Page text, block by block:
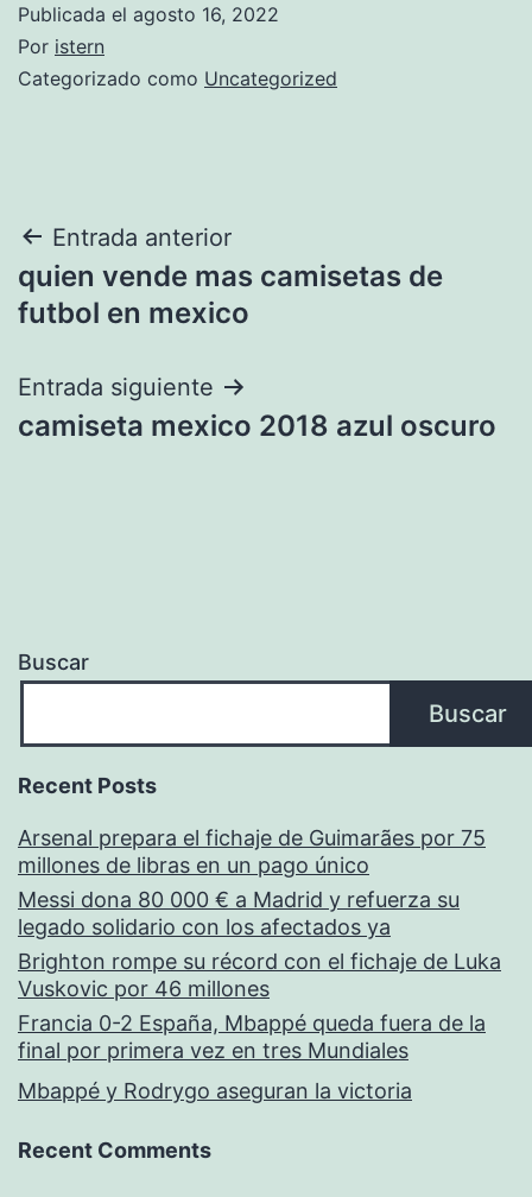
Publicada el agosto 16, 2022
Por istern
Categorizado como Uncategorized
Navegación
de
Entrada anterior
quien vende mas camisetas de
futbol en mexico
Entrada siguiente
camiseta mexico 2018 azul oscuro
Buscar
Buscar
Recent Posts
Arsenal prepara el fichaje de Guimarães por 75
millones de libras en un pago único
Messi dona 80 000 € a Madrid y refuerza su
legado solidario con los afectados ya
Brighton rompe su récord con el fichaje de Luka
Vuskovic por 46 millones
Francia 0-2 España, Mbappé queda fuera de la
final por primera vez en tres Mundiales
Mbappé y Rodrygo aseguran la victoria
Recent Comments